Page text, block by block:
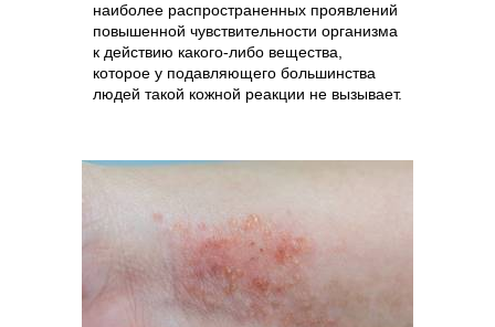
наиболее распространенных проявлений
повышенной чувствительности организма
к действию какого-либо вещества,
которое у подавляющего большинства
людей такой кожной реакции не вызывает.